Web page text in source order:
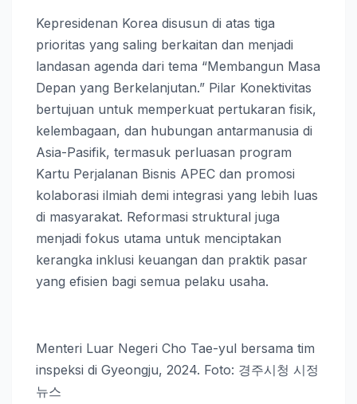
Kepresidenan Korea disusun di atas tiga
prioritas yang saling berkaitan dan menjadi
landasan agenda dari tema “Membangun Masa
Depan yang Berkelanjutan.” Pilar Konektivitas
bertujuan untuk memperkuat pertukaran fisik,
kelembagaan, dan hubungan antarmanusia di
Asia-Pasifik, termasuk perluasan program
Kartu Perjalanan Bisnis APEC dan promosi
kolaborasi ilmiah demi integrasi yang lebih luas
di masyarakat. Reformasi struktural juga
menjadi fokus utama untuk menciptakan
kerangka inklusi keuangan dan praktik pasar
yang efisien bagi semua pelaku usaha.
Menteri Luar Negeri Cho Tae-yul bersama tim
inspeksi di Gyeongju, 2024. Foto: 경주시청 시정
뉴스